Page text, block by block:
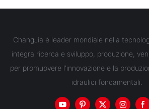
ChangJia è leader mondiale nella
integra ricerca e sviluppo, produzione,
per promuovere l'innovazione e la
idraulici fondamentali.